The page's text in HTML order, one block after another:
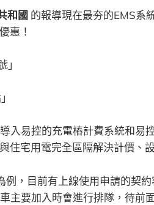
和國 的報導現在最夯的EMS系
惠！
入易控的充電樁計費系統和易
住宅用電完全區隔解決計價、
例，目前有上線使用申請的契
主要加入時會進行排隊，待前